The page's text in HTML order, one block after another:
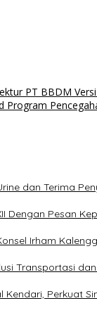
PT BBDM
Program
dan Terima
Dengan Pesan
Irham
Transportasi
Kendari, Perkuat